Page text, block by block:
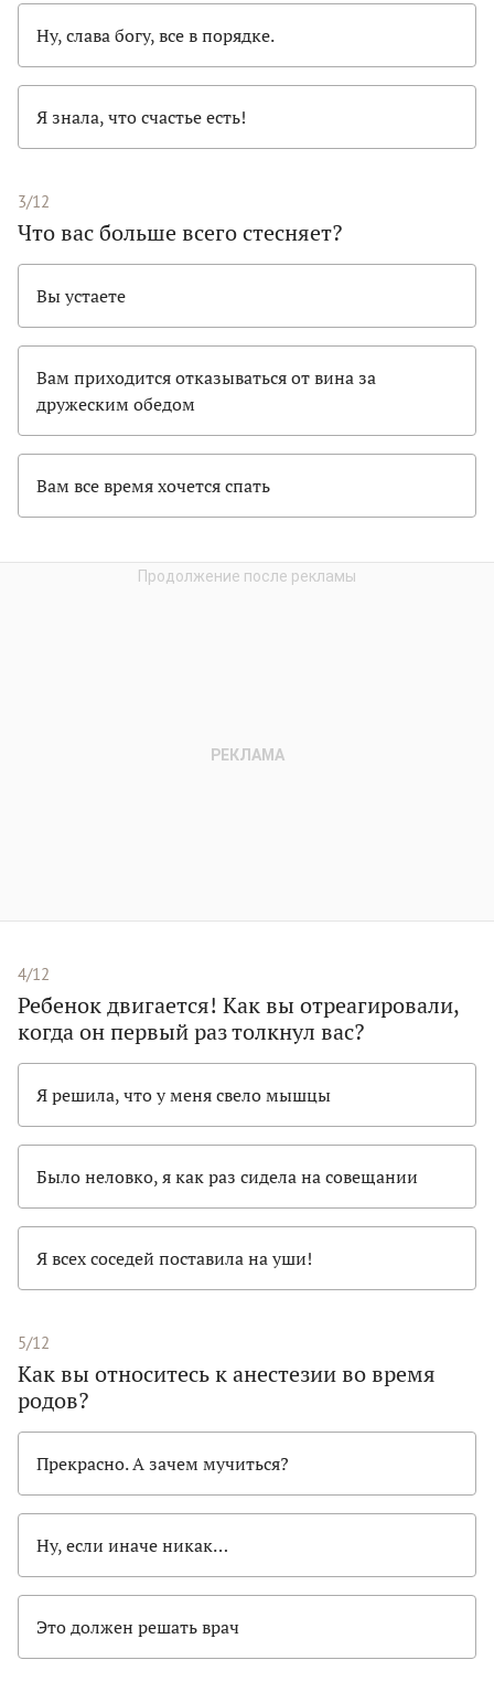
Ну, слава богу, все в порядке.
Я знала, что счастье есть!
3/12
Что вас больше всего стесняет?
Вы устаете
Вам приходится отказываться от вина за
дружеским обедом
Вам все время хочется спать
4/12
Ребенок двигается! Как вы отреагировали,
когда он первый раз толкнул вас?
Я решила, что у меня свело мышцы
Было неловко, я как раз сидела на совещании
Я всех соседей поставила на уши!
5/12
Как вы относитесь к анестезии во время
родов?
Прекрасно. А зачем мучиться?
Ну, если иначе никак…
Это должен решать врач